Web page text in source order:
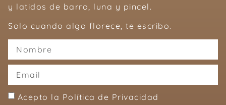
y latidos de barro, luna y pincel.
Solo cuando algo florece, te escribo.
Acepto la Política de Privacidad